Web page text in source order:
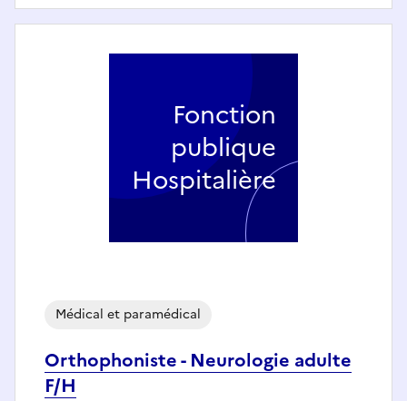
Orthophoniste - Neurologie adulte
F/H
Médical et paramédical
Fonction
publique
Hospitalière